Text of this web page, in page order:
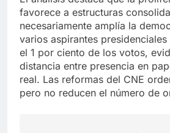
favorece a estructuras
necesariamente amplía la
varios aspirantes
el 1 por ciento de los votos,
distancia entre presencia en
real. Las reformas del CNE
pero no reducen el número de